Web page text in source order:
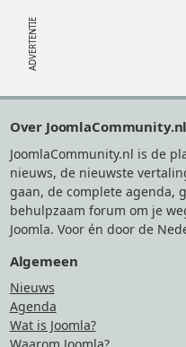
Over JoomlaCommunity.nl
JoomlaCommunity.nl is de
nieuws, de nieuwste
gaan, de complete agenda,
behulpzaam forum om je
Joomla. Voor én door de
Algemeen
Nieuws
Agenda
Wat is Joomla?